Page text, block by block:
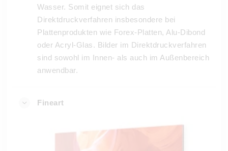
Wasser. Somit eignet sich das
Direktdruckverfahren insbesondere bei
Plattenprodukten wie Forex-Platten, Alu-Dibond
oder Acryl-Glas. Bilder im Direktdruckverfahren
sind sowohl im Innen- als auch im Außenbereich
anwendbar.
Fineart